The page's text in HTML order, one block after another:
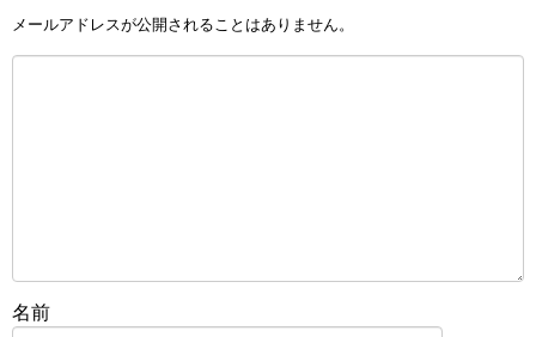
メールアドレスが公開されることはありません。
名前